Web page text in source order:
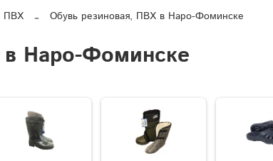
ПВХ Обувь резиновая, ПВХ в Наро-Фоминске
Наро-Фоминске